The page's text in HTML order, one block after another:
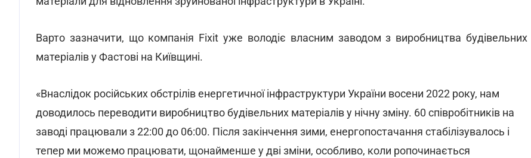
Варто зазначити, що компанія Fixit уже володіє власним заводом з виробництва будівельних
матеріалів у Фастові на Київщині.
«Внаслідок російських обстрілів енергетичної інфраструктури України восени 2022 року, нам
доводилось переводити виробництво будівельних матеріалів у нічну зміну. 60 співробітників на
заводі працювали з 22:00 до 06:00. Після закінчення зими, енергопостачання стабілізувалось і
тепер ми можемо працювати, щонайменше у дві зміни, особливо, коли ропочинається